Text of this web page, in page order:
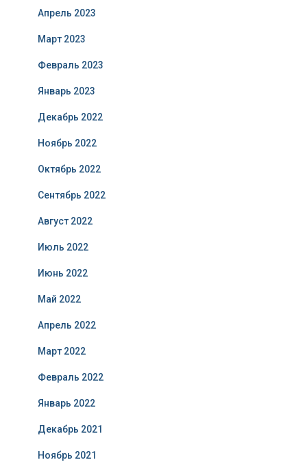
Апрель 2023
Март 2023
Февраль 2023
Январь 2023
Декабрь 2022
Ноябрь 2022
Октябрь 2022
Сентябрь 2022
Август 2022
Июль 2022
Июнь 2022
Май 2022
Апрель 2022
Март 2022
Февраль 2022
Январь 2022
Декабрь 2021
Ноябрь 2021